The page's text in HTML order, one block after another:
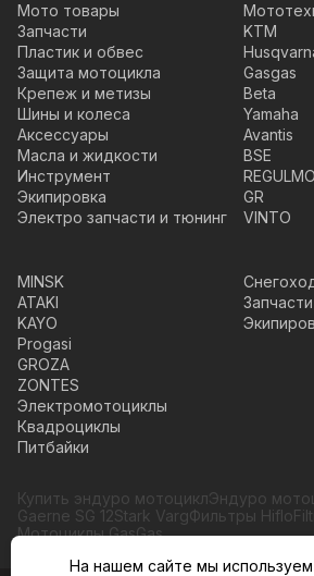
Мото товары
Запчасти
Пластик и обвес
Защита мотоцикла
Крепеж и метизы
Шины и колеса
Аксессуары
Масла и жидкости
Инструмент
Экипировка
Электро запчасти и тюнинг
KTM
Gasgas
Beta
Yamaha
Avantis
BSE
GR
VINTO
MINSK
ATAKI
KAYO
Progasi
GROZA
ZONTES
Электромотоциклы
Квадроциклы
Питбайки
Купить эндуро мотоциклЭндуро
Gaerne SG 12Stark VargФильтры
Мотоциклы GasGas
На нашем сайте мы